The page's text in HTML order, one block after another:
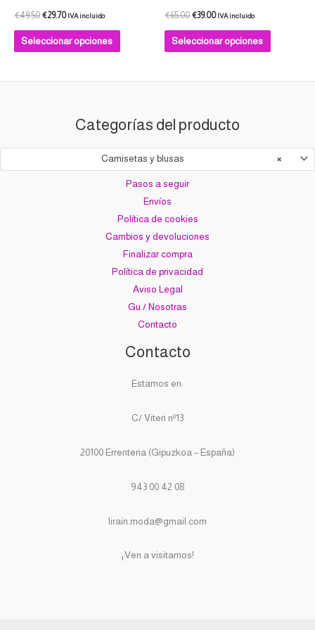
€49.50 €29.70 IVA incluido
Seleccionar opciones
de
€65.00 €39.00 IVA incluido
Seleccionar opciones
de
Categorías del producto
×
Camisetas y blusas
Pasos a seguir
Envíos
Política de cookies
Cambios y devoluciones
Finalizar compra
Política de privacidad
Aviso Legal
Gu / Nosotras
Contacto
Contacto
Estamos en:
C/ Viteri nº13
20100 Errenteria (Gipuzkoa – España)
943 00 42 08
lirain.moda@gmail.com
¡Ven a visitarnos!